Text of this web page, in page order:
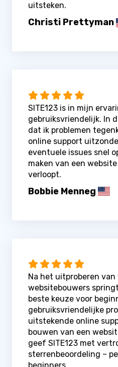
uitsteken.
Christi Prettyman
SITE123 is in mijn
gebruiksvriendelijk. In
dat ik problemen
online support
eventuele issues snel
maken van een
verloopt.
Bobbie Menneg
Na het uitproberen
websitebouwers
beste keuze voor
gebruiksvriendelijke
uitstekende online
bouwen van een
geef SITE123 met
sterrenbeoordeling –